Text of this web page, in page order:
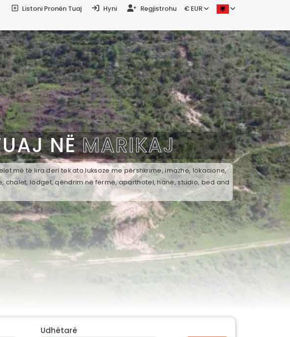
Listoni Pronën Tuaj Hyni Regjistrohu € EUR
NËMARIKAJ
më të lira deri tek ato luksoze me përshkrime, imazhe, lokacione,
lodget, qëndrim në fermë, aparthotel, hanë, studio, bed and
Udhëtarë